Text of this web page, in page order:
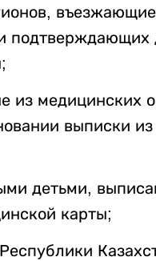
подтверждающих
из медицинских
выписки
детьми,
карты;